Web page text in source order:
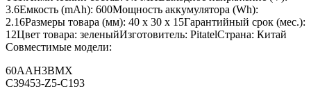
3.6Емкость (mAh): 600Мощность аккумулятора (Wh):
2.16Размеры товара (мм): 40 x 30 x 15Гарантийный срок (мес.):
12Цвет товара: зеленыйИзготовитель: PitatelСтрана: Китай
Совместимые модели:
60AAH3BMX
C39453-Z5-C193